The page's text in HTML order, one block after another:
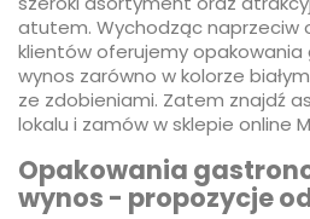
atutem. Wychodząc naprzeciw
klientów oferujemy
wynos zarówno w kolorze
ze zdobieniami. Zatem znajdź
lokalu i zamów w sklepie online
Opakowania
wynos - propozycje